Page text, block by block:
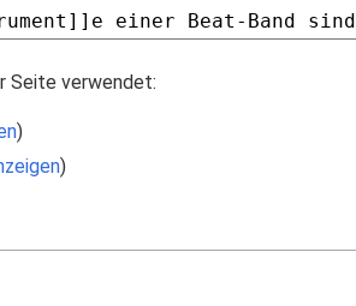
Seite verwendet:
)
)